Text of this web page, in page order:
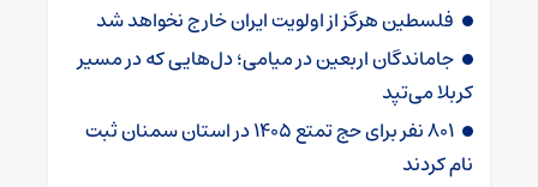
فلسطین هرگز از اولویت ایران خارج نخواهد شد
جاماندگان اربعین در میامی؛ دل‌هایی که در مسیر
کربلا می‌تپد
۸۰۱ نفر برای حج تمتع ۱۴۰۵ در استان سمنان ثبت
نام کردند